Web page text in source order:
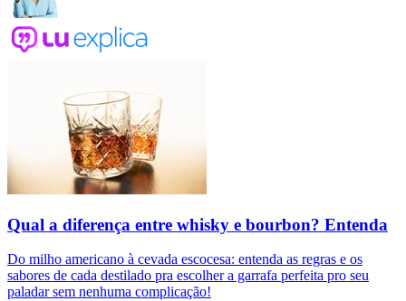
Qual a diferença entre whisky e bourbon? Entenda
Do milho americano à cevada escocesa: entenda as regras e os
sabores de cada destilado pra escolher a garrafa perfeita pro seu
paladar sem nenhuma complicação!